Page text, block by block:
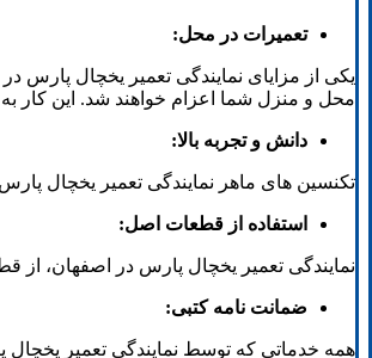
تعمیرات در محل:
یکی از مزایای نمایندگی تعمیر یخچال
محل و منزل شما اعزام خواهند شد. این کار
دانش و تجربه بالا:
تکنسین های ماهر نمایندگی تعمیر یخچال
استفاده از قطعات اصل:
نمایندگی تعمیر یخچال پارس در اصفهان، از
ضمانت نامه کتبی:
همه خدماتی که توسط نمایندگی تعمیر یخچال